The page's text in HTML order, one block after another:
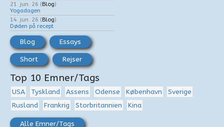
21. jun. 26 (Blog)
Yogadagen
14. jun. 26 (Blog)
Døden på recept
Blog Essays
Short Rejser
Top 10 Emner/Tags
USA Tyskland Assens Odense København
Sverige
Rusland
Frankrig Storbritannien Kina
Alle Emner/Tags